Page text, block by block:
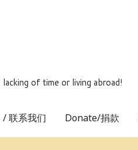
of time or living abroad!
联系我们 Donate/捐款